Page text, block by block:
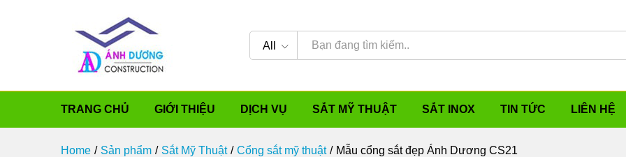
All
TRANG CHỦ GIỚI THIỆU DỊCH VỤ SẮT MỸ THUẬT SẮT INOX TIN TỨC LIÊN HỆ
Home / Sản phẩm / Sắt Mỹ Thuật / Cổng sắt mỹ thuật / Mẫu cổng sắt đẹp Ánh Dương CS21